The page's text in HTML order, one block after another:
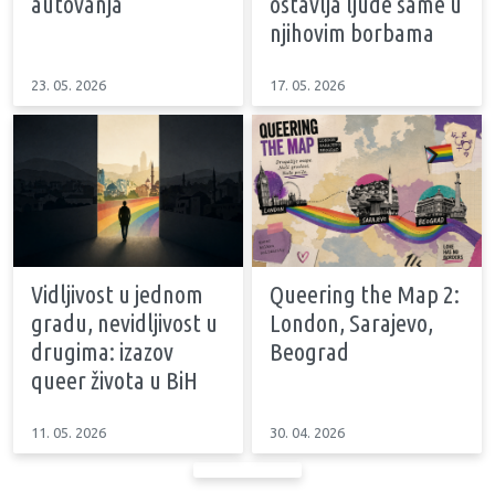
23. 05. 2026
njihovim borbama
17. 05. 2026
Vidljivost u jednom
gradu, nevidljivost u
drugima: izazov
queer života u BiH
11. 05. 2026
Queering the Map 2:
London, Sarajevo,
Beograd
30. 04. 2026